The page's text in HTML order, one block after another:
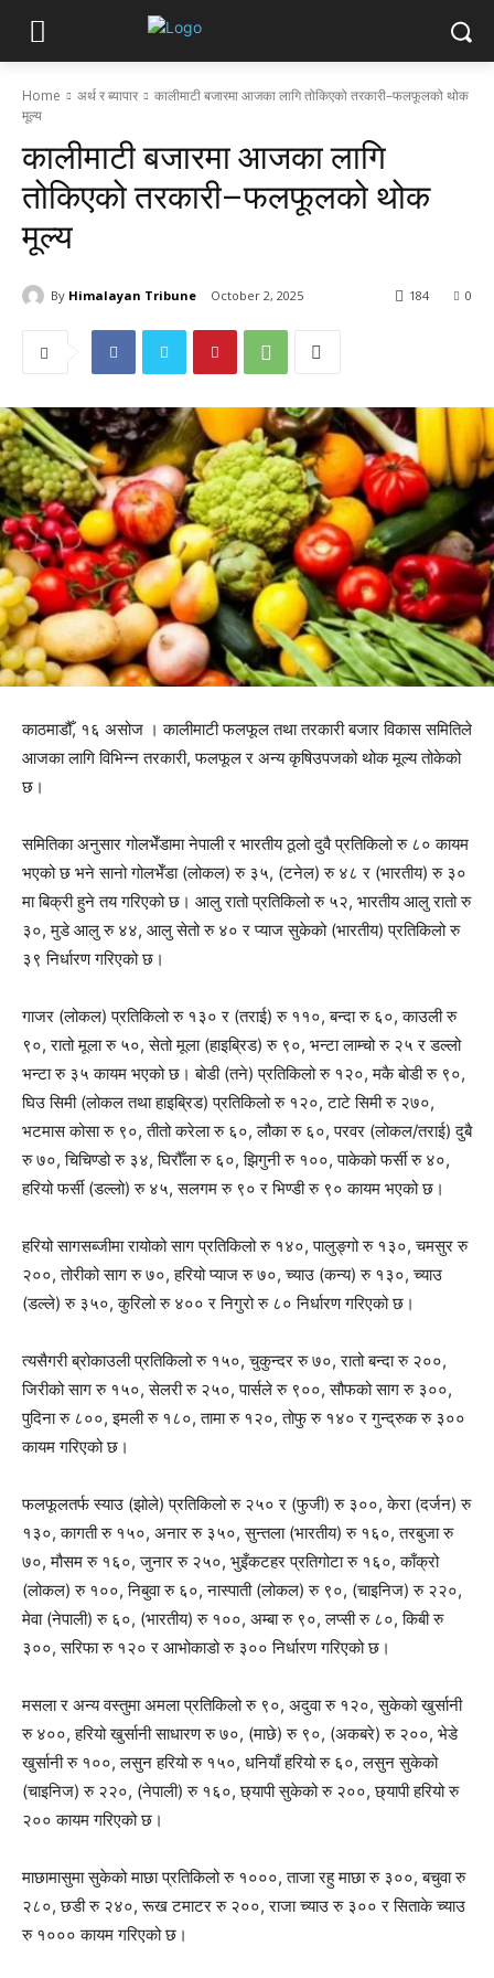
Home अर्थ र ब्यापार
कालीमाटी बजारमा आजका लागि तोकिएको तरकारी–फलफूलको थोक
मूल्य
कालीमाटी बजारमा आजका लागि
तोकिएको तरकारी–फलफूलको थोक
मूल्य
By Himalayan Tribune October 2, 2025 0
184
काठमाडौँ, १६ असोज । कालीमाटी फलफूल तथा तरकारी बजार विकास समितिले
आजका लागि विभिन्न तरकारी, फलफूल र अन्य कृषिउपजको थोक मूल्य तोकेको
छ।
समितिका अनुसार गोलभेँडामा नेपाली र भारतीय ठूलो दुवै प्रतिकिलो रु ८० कायम
भएको छ भने सानो गोलभेँडा (लोकल) रु ३५, (टनेल) रु ४८ र (भारतीय) रु ३०
मा बिक्री हुने तय गरिएको छ। आलु रातो प्रतिकिलो रु ५२, भारतीय आलु रातो रु
३०, मुडे आलु रु ४४, आलु सेतो रु ४० र प्याज सुकेको (भारतीय) प्रतिकिलो रु
३९ निर्धारण गरिएको छ।
गाजर (लोकल) प्रतिकिलो रु १३० र (तराई) रु ११०, बन्दा रु ६०, काउली रु
९०, रातो मूला रु ५०, सेतो मूला (हाइब्रिड) रु ९०, भन्टा लाम्चो रु २५ र डल्लो
भन्टा रु ३५ कायम भएको छ। बोडी (तने) प्रतिकिलो रु १२०, मकै बोडी रु ९०,
घिउ सिमी (लोकल तथा हाइब्रिड) प्रतिकिलो रु १२०, टाटे सिमी रु २७०,
भटमास कोसा रु ९०, तीतो करेला रु ६०, लौका रु ६०, परवर (लोकल/तराई) दुबै
रु ७०, चिचिण्डो रु ३४, घिरौँला रु ६०, झिगुनी रु १००, पाकेको फर्सी रु ४०,
हरियो फर्सी (डल्लो) रु ४५, सलगम रु ९० र भिण्डी रु ९० कायम भएको छ।
हरियो सागसब्जीमा रायोको साग प्रतिकिलो रु १४०, पालुङ्गो रु १३०, चमसुर रु
२००, तोरीको साग रु ७०, हरियो प्याज रु ७०, च्याउ (कन्य) रु १३०, च्याउ
(डल्ले) रु ३५०, कुरिलो रु ४०० र निगुरो रु ८० निर्धारण गरिएको छ।
त्यसैगरी ब्रोकाउली प्रतिकिलो रु १५०, चुकुन्दर रु ७०, रातो बन्दा रु २००,
जिरीको साग रु १५०, सेलरी रु २५०, पार्सले रु ९००, सौफको साग रु ३००,
पुदिना रु ८००, इमली रु १८०, तामा रु १२०, तोफु रु १४० र गुन्द्रुक रु ३००
कायम गरिएको छ।
फलफूलतर्फ स्याउ (झोले) प्रतिकिलो रु २५० र (फुजी) रु ३००, केरा (दर्जन) रु
१३०, कागती रु १५०, अनार रु ३५०, सुन्तला (भारतीय) रु १६०, तरबुजा रु
७०, मौसम रु १६०, जुनार रु २५०, भुइँकटहर प्रतिगोटा रु १६०, काँक्रो
(लोकल) रु १००, निबुवा रु ६०, नास्पाती (लोकल) रु ९०, (चाइनिज) रु २२०,
मेवा (नेपाली) रु ६०, (भारतीय) रु १००, अम्बा रु ९०, लप्सी रु ८०, किबी रु
३००, सरिफा रु १२० र आभोकाडो रु ३०० निर्धारण गरिएको छ।
मसला र अन्य वस्तुमा अमला प्रतिकिलो रु ९०, अदुवा रु १२०, सुकेको खुर्सानी
रु ४००, हरियो खुर्सानी साधारण रु ७०, (माछे) रु ९०, (अकबरे) रु २००, भेडे
खुर्सानी रु १००, लसुन हरियो रु १५०, धनियाँ हरियो रु ६०, लसुन सुकेको
(चाइनिज) रु २२०, (नेपाली) रु १६०, छ्यापी सुकेको रु २००, छ्यापी हरियो रु
२०० कायम गरिएको छ।
माछामासुमा सुकेको माछा प्रतिकिलो रु १०००, ताजा रहु माछा रु ३००, बचुवा रु
२८०, छडी रु २४०, रूख टमाटर रु २००, राजा च्याउ रु ३०० र सिताके च्याउ
रु १००० कायम गरिएको छ।